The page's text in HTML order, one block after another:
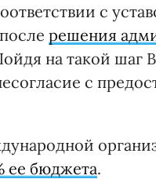
с
решения
на такой шаг
с
ее бюджета.